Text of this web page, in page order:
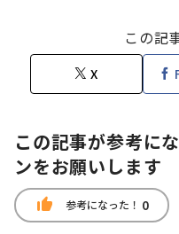
この記
X
この記事が参考に
ンをお願いします
thumb_up 参考になった！ 0